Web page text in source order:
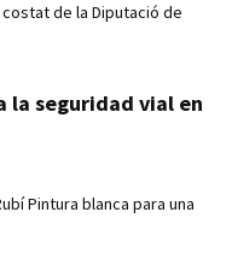
de la Diputació de
la seguridad vial en
Pintura blanca para una